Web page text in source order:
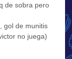
de sobra pero
gol de munitis
no juega)